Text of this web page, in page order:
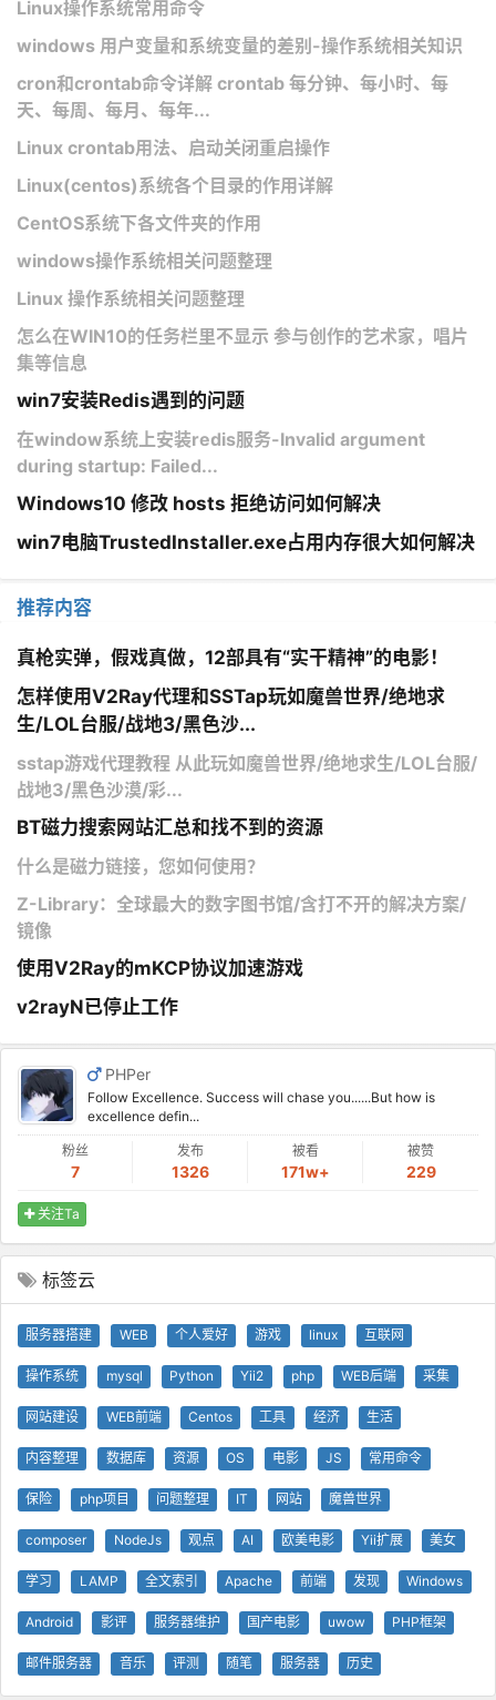
Linux操作系统常用命令
windows 用户变量和系统变量的差别-操作系统相关知识
cron和crontab命令详解 crontab 每分钟、每小时、每
天、每周、每月、每年...
Linux crontab用法、启动关闭重启操作
Linux(centos)系统各个目录的作用详解
CentOS系统下各文件夹的作用
windows操作系统相关问题整理
Linux 操作系统相关问题整理
怎么在WIN10的任务栏里不显示 参与创作的艺术家，唱片
集等信息
win7安装Redis遇到的问题
在window系统上安装redis服务-Invalid argument
during startup: Failed...
Windows10 修改 hosts 拒绝访问如何解决
win7电脑TrustedInstaller.exe占用内存很大如何解决
推荐内容
真枪实弹，假戏真做，12部具有“实干精神”的电影！
怎样使用V2Ray代理和SSTap玩如魔兽世界/绝地求
生/LOL台服/战地3/黑色沙...
sstap游戏代理教程 从此玩如魔兽世界/绝地求生/LOL台服/
战地3/黑色沙漠/彩...
BT磁力搜索网站汇总和找不到的资源
什么是磁力链接，您如何使用？
Z-Library：全球最大的数字图书馆/含打不开的解决方案/
镜像
使用V2Ray的mKCP协议加速游戏
v2rayN已停止工作
PHPer
Follow Excellence. Success will chase you......But how is
excellence defin...
粉丝
7
发布
1326
被看
171w+
被赞
229
关注Ta
标签云
服务器搭建 WEB 个人爱好 游戏 linux 互联网
操作系统 mysql Python Yii2 php WEB后端 采集
网站建设 WEB前端 Centos 工具 经济 生活
内容整理 数据库 资源 OS 电影 JS 常用命令
保险 php项目 问题整理 IT 网站 魔兽世界
composer NodeJs 观点 AI 欧美电影 Yii扩展 美女
学习 LAMP 全文索引 Apache 前端 发现 Windows
Android 影评 服务器维护 国产电影 uwow PHP框架
邮件服务器 音乐 评测 随笔 服务器 历史